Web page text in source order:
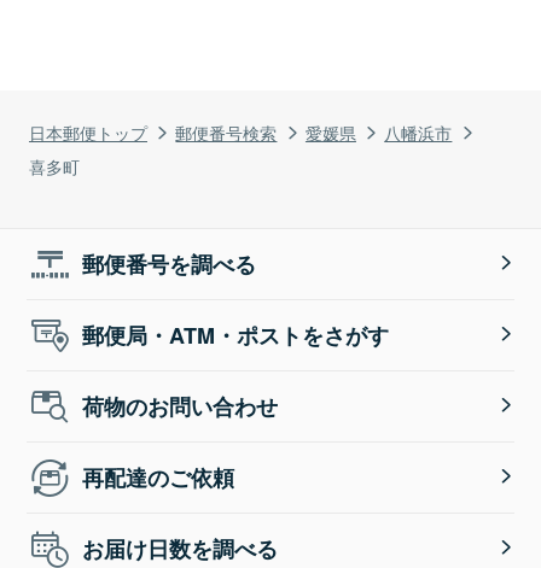
日本郵便トップ 郵便番号検索 愛媛県
八幡浜市
喜多町
郵便番号を調べる
郵便局・ATM・ポストをさがす
荷物のお問い合わせ
再配達のご依頼
お届け日数を調べる